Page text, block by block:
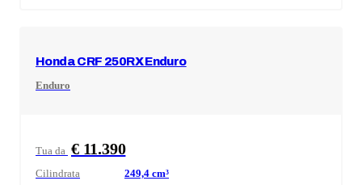
HondaCRF 250RX Enduro
Enduro
Tua da € 11.390
Cilindrata 249,4 cm³